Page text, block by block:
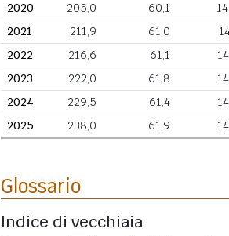
2020
205,0 60,1
2021
211,9 61,0
2022
216,6 61,1
2023
222,0 61,8
2024
229,5 61,4
2025
238,0 61,9
Glossario
Indice di vecchiaia